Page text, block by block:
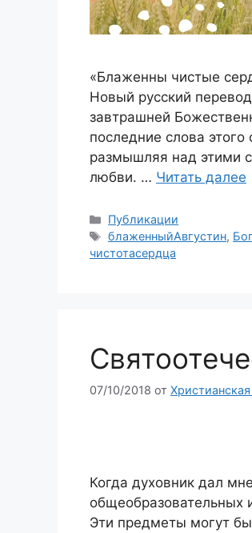
«Блаженны чистые
Новый русский
завтрашней
последние слова
размышляя над этими
любви. … Читать далее
Рубрики
Публикации
Метки
блаженныйАвгустин, Бог
чистотасердца
07/10/2018 от
Когда духовник дал
общеобразовательных
Эти предметы могут